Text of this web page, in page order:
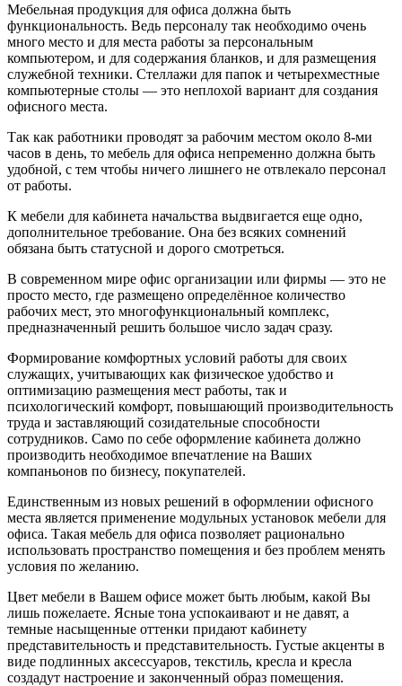
Мебельная продукция для офиса должна быть
функциональность. Ведь персоналу так необходимо очень
много место и для места работы за персональным
компьютером, и для содержания бланков, и для размещения
служебной техники. Стеллажи для папок и четырехместные
компьютерные столы — это неплохой вариант для создания
офисного места.
Так как работники проводят за рабочим местом около 8-ми
часов в день, то мебель для офиса непременно должна быть
удобной, с тем чтобы ничего лишнего не отвлекало персонал
от работы.
К мебели для кабинета начальства выдвигается еще одно,
дополнительное требование. Она без всяких сомнений
обязана быть статусной и дорого смотреться.
В современном мире офис организации или фирмы — это не
просто место, где размещено определённое количество
рабочих мест, это многофункциональный комплекс,
предназначенный решить большое число задач сразу.
Формирование комфортных условий работы для своих
служащих, учитывающих как физическое удобство и
оптимизацию размещения мест работы, так и
психологический комфорт, повышающий производительность
труда и заставляющий созидательные способности
сотрудников. Само по себе оформление кабинета должно
производить необходимое впечатление на Ваших
компаньонов по бизнесу, покупателей.
Единственным из новых решений в оформлении офисного
места является применение модульных установок мебели для
офиса. Такая мебель для офиса позволяет рационально
использовать пространство помещения и без проблем менять
условия по желанию.
Цвет мебели в Вашем офисе может быть любым, какой Вы
лишь пожелаете. Ясные тона успокаивают и не давят, а
темные насыщенные оттенки придают кабинету
представительность и представительность. Густые акценты в
виде подлинных аксессуаров, текстиль, кресла и кресла
создадут настроение и законченный образ помещения.